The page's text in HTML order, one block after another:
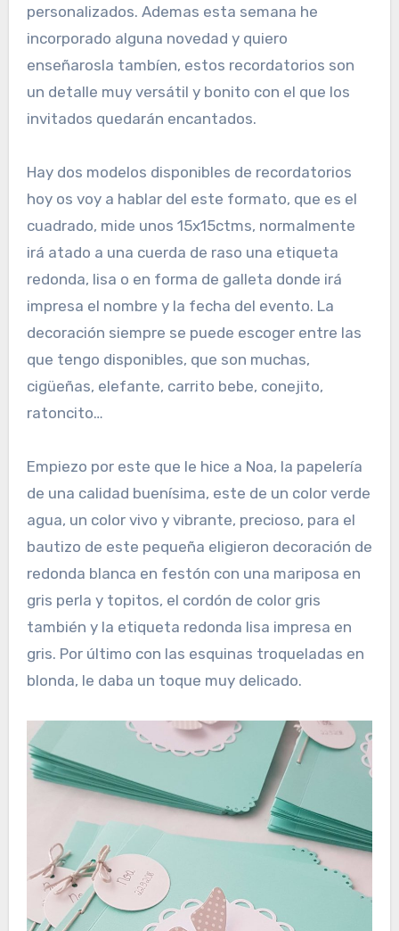
personalizados. Ademas esta semana he
incorporado alguna novedad y quiero
enseñarosla tambíen, estos recordatorios son
un detalle muy versátil y bonito con el que los
invitados quedarán encantados.
Hay dos modelos disponibles de recordatorios
hoy os voy a hablar del este formato, que es el
cuadrado, mide unos 15x15ctms, normalmente
irá atado a una cuerda de raso una etiqueta
redonda, lisa o en forma de galleta donde irá
impresa el nombre y la fecha del evento. La
decoración siempre se puede escoger entre las
que tengo disponibles, que son muchas,
cigüeñas, elefante, carrito bebe, conejito,
ratoncito…
Empiezo por este que le hice a Noa, la papelería
de una calidad buenísima, este de un color verde
agua, un color vivo y vibrante, precioso, para el
bautizo de este pequeña eligieron decoración de
redonda blanca en festón con una mariposa en
gris perla y topitos, el cordón de color gris
también y la etiqueta redonda lisa impresa en
gris. Por último con las esquinas troqueladas en
blonda, le daba un toque muy delicado.